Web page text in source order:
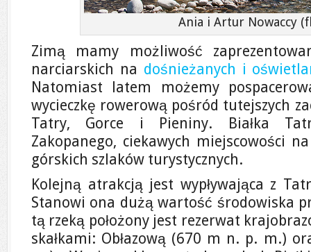
Ania i Artur Nowaccy
Zimą mamy możliwość
narciarskich na dośnieżanych i
Natomiast latem możemy
wycieczkę rowerową pośród tutejszych
Tatry, Gorce i Pieniny. Białka
Zakopanego, ciekawych miejscowości
górskich szlaków turystycznych.
Kolejną atrakcją jest wypływająca z
Stanowi ona dużą wartość środowiska
tą rzeką położony jest rezerwat
skałkami: Obłazową (670 m n. p. m.)